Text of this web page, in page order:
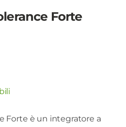
Forte
Forte è un integratore a